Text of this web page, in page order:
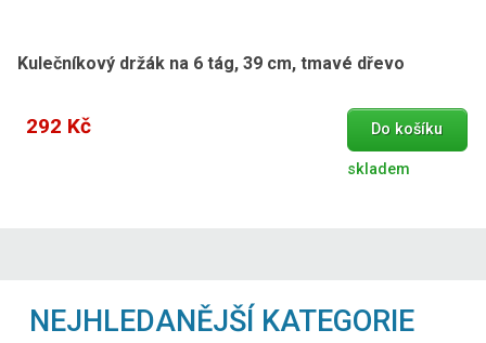
Kulečníkový držák na 6 tág, 39 cm, tmavé dřevo
292 Kč Do košíku
skladem
NEJHLEDANĚJŠÍ KATEGORIE